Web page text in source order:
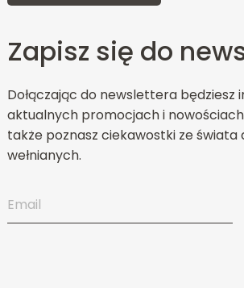
Zapisz się do
Dołączając do newslettera będziesz
aktualnych promocjach i
także poznasz ciekawostki ze świata
wełnianych.